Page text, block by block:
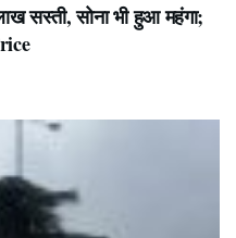
सस्ती, सोना भी हुआ महंगा;